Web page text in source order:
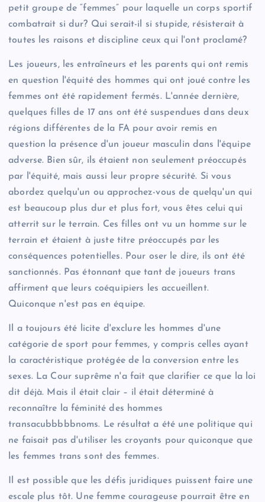
petit groupe de “femmes” pour laquelle un corps sportif
combatrait si dur? Qui serait-il si stupide, résisterait à
toutes les raisons et discipline ceux qui l'ont proclamé?
Les joueurs, les entraîneurs et les parents qui ont remis
en question l'équité des hommes qui ont joué contre les
femmes ont été rapidement fermés. L'année dernière,
quelques filles de 17 ans ont été suspendues dans deux
régions différentes de la FA pour avoir remis en
question la présence d'un joueur masculin dans l'équipe
adverse. Bien sûr, ils étaient non seulement préoccupés
par l'équité, mais aussi leur propre sécurité. Si vous
abordez quelqu'un ou approchez-vous de quelqu'un qui
est beaucoup plus dur et plus fort, vous êtes celui qui
atterrit sur le terrain. Ces filles ont vu un homme sur le
terrain et étaient à juste titre préoccupés par les
conséquences potentielles. Pour oser le dire, ils ont été
sanctionnés. Pas étonnant que tant de joueurs trans
affirment que leurs coéquipiers les accueillent.
Quiconque n'est pas en équipe.
Il a toujours été licite d'exclure les hommes d'une
catégorie de sport pour femmes, y compris celles ayant
la caractéristique protégée de la conversion entre les
sexes. La Cour suprême n'a fait que clarifier ce que la loi
dit déjà. Mais il était clair – il était déterminé à
reconnaître la féminité des hommes
transacubbbbbnoms. Le résultat a été une politique qui
ne faisait pas d'utiliser les croyants pour quiconque que
les femmes trans sont des femmes.
Il est possible que les défis juridiques puissent faire une
escale plus tôt. Une femme courageuse pourrait être en